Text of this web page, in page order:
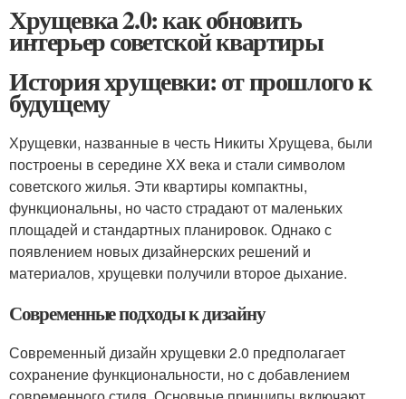
Хрущевка 2.0: как обновить
интерьер советской квартиры
История хрущевки: от прошлого к
будущему
Хрущевки, названные в честь Никиты Хрущева, были
построены в середине XX века и стали символом
советского жилья. Эти квартиры компактны,
функциональны, но часто страдают от маленьких
площадей и стандартных планировок. Однако с
появлением новых дизайнерских решений и
материалов, хрущевки получили второе дыхание.
Современные подходы к дизайну
Современный дизайн хрущевки 2.0 предполагает
сохранение функциональности, но с добавлением